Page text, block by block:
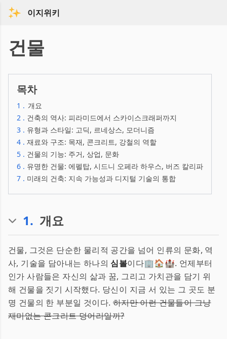
이지위키
건물
목차
1 . 개요
2 . 건축의 역사: 피라미드에서 스카이스크래퍼까지
3 . 유형과 스타일: 고딕, 르네상스, 모더니즘
4 . 재료와 구조: 목재, 콘크리트, 강철의 역할
5 . 건물의 기능: 주거, 상업, 문화
6 . 유명한 건물: 에펠탑, 시드니 오페라 하우스, 버즈 칼리파
7 . 미래의 건축: 지속 가능성과 디지털 기술의 통합
1. 개요
건물, 그것은 단순한 물리적 공간을 넘어 인류의 문화, 역
사, 기술을 담아내는 하나의 심볼이다🏢🏠🏰. 언제부터
인가 사람들은 자신의 삶과 꿈, 그리고 가치관을 담기 위
해 건물을 짓기 시작했다. 당신이 지금 서 있는 그 곳도 분
명 건물의 한 부분일 것이다.하지만 이런 건물들이 그냥
재미없는 콘크리트 덩어리일까?